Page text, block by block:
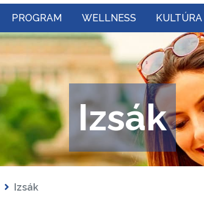
PROGRAM WELLNESS KULTÚRA
Izsák
Izsák